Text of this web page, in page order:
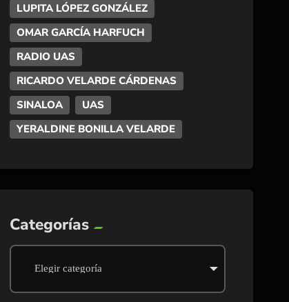
LUPITA LÓPEZ GONZÁLEZ
OMAR GARCÍA HARFUCH
RADIO UAS
RICARDO VELARDE CÁRDENAS
SINALOA
UAS
YERALDINE BONILLA VELARDE
Categorías